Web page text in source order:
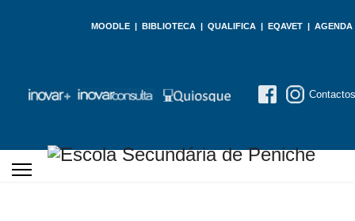
MOODLE | BIBLIOTECA | QUALIFICA | EQAVET | AGENDA
Contactos